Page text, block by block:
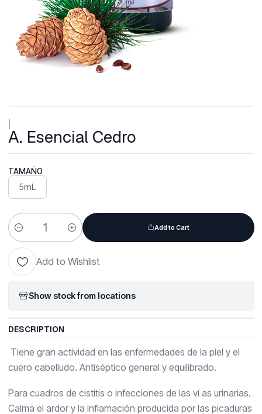
A. Esencial Cedro
TAMAÑO
5mL
Quantity
Add to Cart
Add to Wishlist
Show stock from locations
DESCRIPTION
Tiene gran actividad en las enfermedades de la piel y el
cuero cabelludo. Antiséptico general y equilibrado.
Para cuadros de cistitis o infecciones de las ví as urinarias.
Calma el ardor y la inflamación producida por las picaduras